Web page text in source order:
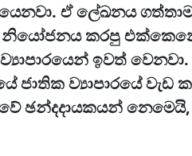
ඒ ලේඛනය ගත්තාම
නියෝජනය කරපු
ඉවත්
ජාතික ව්‍යාපාරයේ වැඩ
ඡන්දදායකයන්